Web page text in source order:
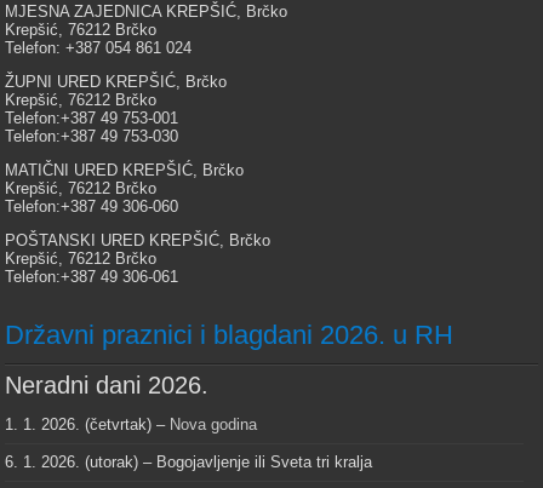
MJESNA ZAJEDNICA KREPŠIĆ, Brčko
Krepšić, 76212 Brčko
Telefon: +387 054 861 024
ŽUPNI URED KREPŠIĆ, Brčko
Krepšić, 76212 Brčko
Telefon:+387 49 753-001
Telefon:+387 49 753-030
MATIČNI URED KREPŠIĆ, Brčko
Krepšić, 76212 Brčko
Telefon:+387 49 306-060
POŠTANSKI URED KREPŠIĆ, Brčko
Krepšić, 76212 Brčko
Telefon:+387 49 306-061
Državni praznici i blagdani 2026. u RH
Neradni dani 2026.
1. 1. 2026. (četvrtak) – Nova godina
6. 1. 2026. (utorak) – Bogojavljenje ili Sveta tri kralja